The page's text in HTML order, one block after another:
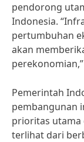
pendorong
Indonesia.
pertumbuhan
akan
Pemerintah
pembangunan
prioritas utama
terlihat dari